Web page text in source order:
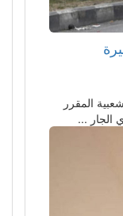
المقرر